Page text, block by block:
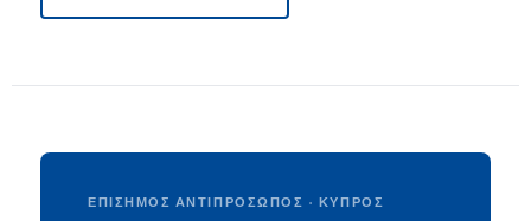
ΕΠΊΣΗΜΟΣ ΑΝΤΙΠΡΌΣΩΠΟΣ · ΚΎΠΡΟΣ